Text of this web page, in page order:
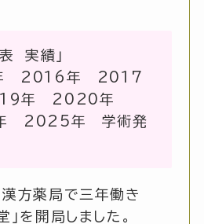
表 実績」
2016年 2017
年 2020年
2025年 学術発
方薬局で三年働き
を開局しました。